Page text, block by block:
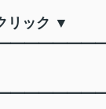
リック ▼